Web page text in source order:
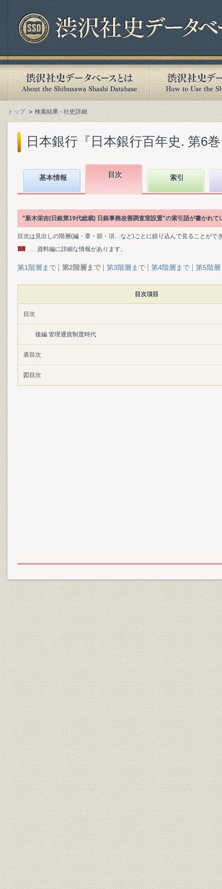
トップ 検索結果 - 社史詳細
日本銀行『日本銀行百年史. 第6
基本情報 目次 索引
"新木栄吉(日銀第19代総裁) 日銀事務改善調査室設置"の索引語が書かれ
目次は見出しの階層(編・章・節・項…など)ごとに絞り込んで見ることがで
… 資料編に詳細な情報があります。
第1階層まで 第2階層まで 第3階層まで 第4階層まで 第5階層
目次項目
目次
後編 管理通貨制度時代
表目次
図目次